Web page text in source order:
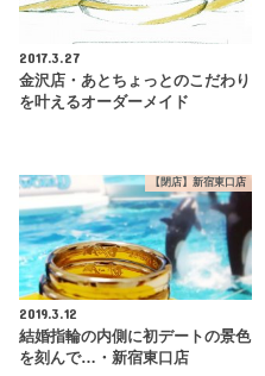
2017.3.27
金沢店・あとちょっとのこだわり
を叶えるオーダーメイド
【閉店】新宿東口店
2019.3.12
結婚指輪の内側に初デートの景色
を刻んで…・新宿東口店